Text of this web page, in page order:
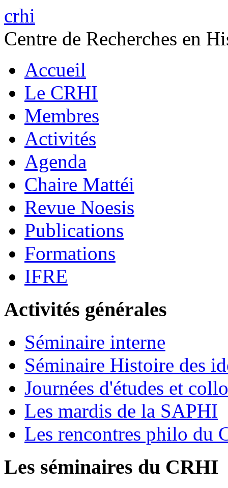
crhi
Centre de Recherches en
Accueil
Le CRHI
Membres
Activités
Agenda
Chaire Mattéi
Revue Noesis
Publications
Formations
IFRE
Activités générales
Séminaire interne
Séminaire Histoire des
Journées d'études et
Les mardis de la SAPHI
Les rencontres philo du
Les séminaires du CRHI